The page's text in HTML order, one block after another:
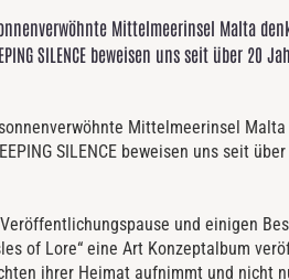
Mittelmeerinsel Malta
SILENCE beweisen uns seit über
Mittelmeerinsel
SILENCE beweisen uns seit
und einigen
of Lore“ eine Art Konzeptalbum
ihrer Heimat aufnimmt und nicht